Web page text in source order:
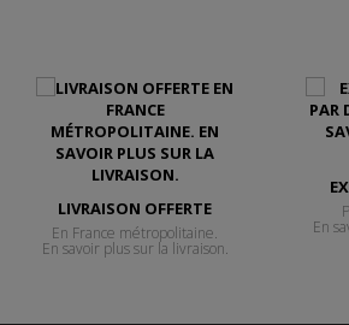
LIVRAISON OFFERTE
En France métropolitaine.
En savoir plus sur la livraison.
En